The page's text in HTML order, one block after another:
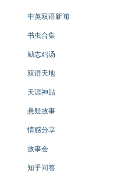
中英双语新闻
书虫合集
励志鸡汤
双语天地
天涯神贴
悬疑故事
情感分享
故事会
知乎问答